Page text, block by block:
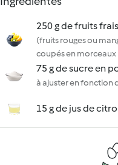
250 g de fruits
(fruits rouges ou
coupés en morceaux
75 g de sucre en
à ajuster en fonction
15 g de jus de